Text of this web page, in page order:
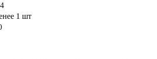
1 шт